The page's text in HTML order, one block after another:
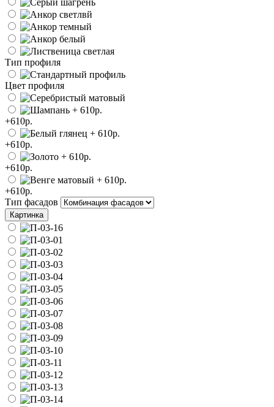
Тип профиля
Цвет профиля
+610р.
+610р.
+610р.
+610р.
Тип фасадов
Картинка